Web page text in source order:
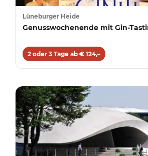
Lüneburger Heide
Genusswochenende
2 oder 3 Tage ab € 124,–